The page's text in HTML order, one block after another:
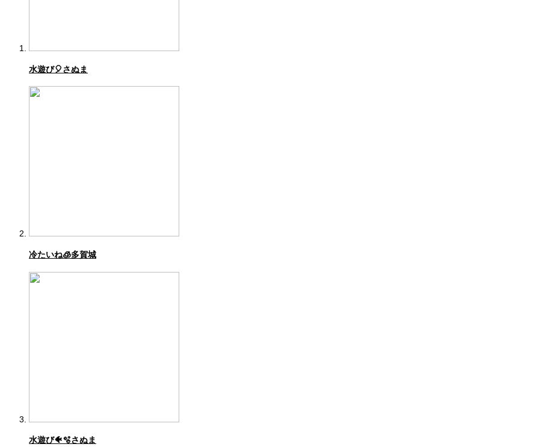
水遊び🎈さぬま
冷たいね🧊多賀城
水遊び🐠🫧さぬま